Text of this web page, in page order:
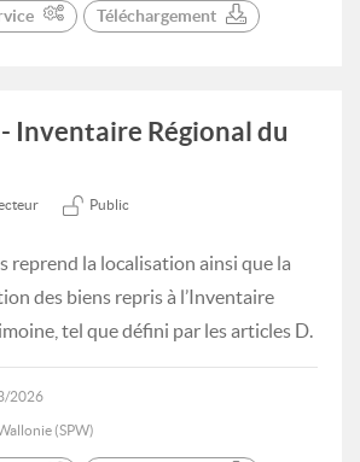
Téléchargement
Inventaire Régional du
Public
reprend la localisation ainsi que la
des biens repris à l’Inventaire
tel que défini par les articles D.
2026
(SPW)